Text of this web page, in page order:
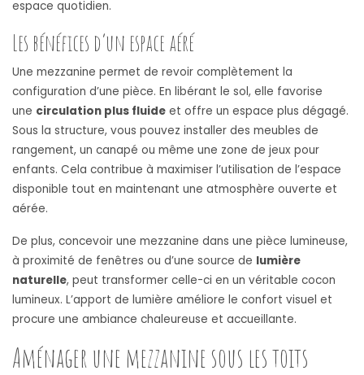
espace quotidien.
Les bénéfices d’un espace aéré
Une mezzanine permet de revoir complètement la
configuration d’une pièce. En libérant le sol, elle favorise
une circulation plus fluide et offre un espace plus dégagé.
Sous la structure, vous pouvez installer des meubles de
rangement, un canapé ou même une zone de jeux pour
enfants. Cela contribue à maximiser l’utilisation de l’espace
disponible tout en maintenant une atmosphère ouverte et
aérée.
De plus, concevoir une mezzanine dans une pièce lumineuse,
à proximité de fenêtres ou d’une source de lumière
naturelle, peut transformer celle-ci en un véritable cocon
lumineux. L’apport de lumière améliore le confort visuel et
procure une ambiance chaleureuse et accueillante.
Aménager une mezzanine sous les toits